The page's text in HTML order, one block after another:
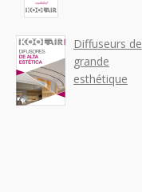
Diffuseurs de
grande
esthétique